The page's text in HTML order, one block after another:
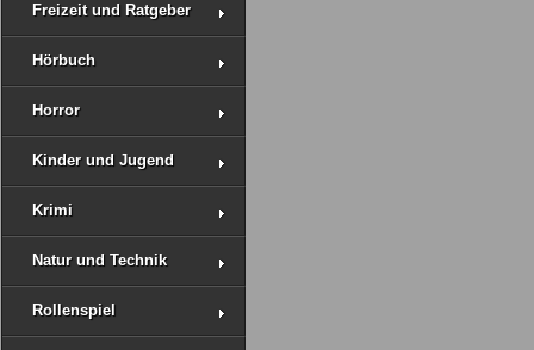
Freizeit und Ratgeber
Hörbuch
Horror
Kinder und Jugend
Krimi
Natur und Technik
Rollenspiel